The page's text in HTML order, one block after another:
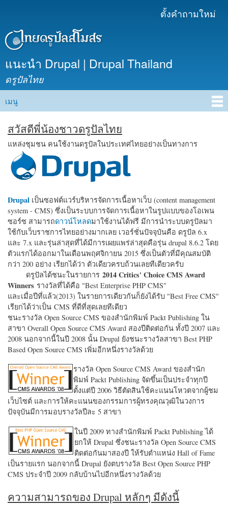
เนื้อหา
ตั้งคำถามใหม่
แนะนำ Drupal | Drupal Thailand
ดรูปัลไทย
Main menu
เมนู
สวัสดีพี่น้องชาวดรูปัลไทย
แหล่งชุมชน คนใช้งานดรูปัลในประเทศไทยอย่างเป็นทางการ
Drupal เป็นซอฟต์แวร์บริหารจัดการเนื้อหาเว็บ (content management
system - CMS) ซึ่งเป็นระบบการจัดการเนื้อหาในรูปแบบของโอเพน
ซอร์ซ สามารถดาวน์โหลดมาใช้งานได้ฟรี มีการนำระบบดรูปัลมา
ใช้กับเว็บราชการไทยอย่างมากเลย เวอร์ชั่นปัจจุบันคือ ดรูปัล 6.x
และ 7.x และรุ่นล่าสุดที่ได้มีการเผยแพร่ล่าสุดคือรุ่น drupal 8.6.2 โดย
ตัวแรกได้ออกมาในเดือนพฤศจิกายน 2015 ซึ่งเป็นตัวที่มีคุณสมบัติ
กว่า 200 อย่าง เรียกได้ว่า ตัวเดียวครบถ้วนเลยทีเดียวครับ
ดรูปัลได้ชนะในรายการ 2014 Critics' Choice CMS Award
Winners รางวัลที่ได้คือ "Best Enterprise PHP CMS"
และเมื่อปีที่แล้ว(2013) ในรายการเดียวกันก็ยังได้รับ "Best Free CMS"
เรียกได้ว่าเป็น CMS ที่ดีที่สุดเลยทีเดียว
ชนะรางวัล Open Source CMS ของสำนักพิมพ์ Packt Publishing ใน
สาขา Overall Open Source CMS Award สองปีติดต่อกัน ทั้งปี 2007 และ
2008 นอกจากนี้ในปี 2008 นั้น Drupal ยังชนะรางวัลสาขา Best PHP
Based Open Source CMS เพิ่มอีกหนึ่งรางวัลด้วย
รางวัล Open Source CMS Award ของสำนัก
พิมพ์ Packt Publishing จัดขึ้นเป็นประจำทุกปี
ตั้งแต่ปี 2006 วิธีตัดสินใช้คะแนนโหวตจากผู้ชม
เว็บไซต์ และการให้คะแนนของกรรมการผู้ทรงคุณวุฒิในวงการ
ปัจจุบันมีการมอบรางวัลปีละ 5 สาขา
ในปี 2009 ทางสำนักพิมพ์ Packt Publishing ได้
ยกให้ Drupal ซึ่งชนะรางวัล Open Source CMS
ติดต่อกันมาสองปี ให้รับตำแหน่ง Hall of Fame
เป็นรายแรก นอกจากนี้ Drupal ยังตบรางวัล Best Open Source PHP
CMS ประจำปี 2009 กลับบ้านไปอีกหนึ่งรางวัลด้วย
ความสามารถของ Drupal หลักๆ มีดังนี้